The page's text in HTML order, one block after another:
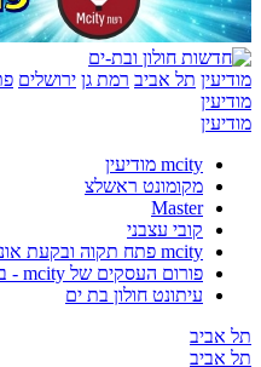
מודיעין תל אביב רמת גן ירושלים
מודיעין
מודיעין
mcity מודיעין
מקומונט ראשלצ
Master
קובי עצבני
mcity פתח תקוה ובקעת אונו
פורום העסקים של mcity - בפייסבוק
עיתונט חולון בת ים
תל אביב
תל אביב